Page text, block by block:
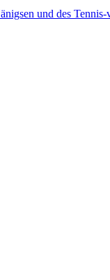
und des